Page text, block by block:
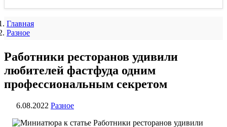
Главная
Разное
Работники ресторанов удивили
любителей фастфуда одним
профессиональным секретом
6.08.2022 Разное